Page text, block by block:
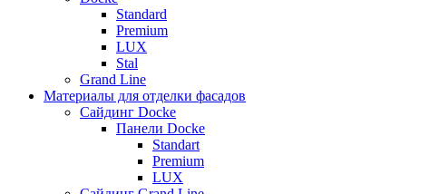
Standard
Premium
LUX
Stal
Grand Line
Материалы для отделки фасадов
Сайдинг Docke
Панели Docke
Standart
Premium
LUX